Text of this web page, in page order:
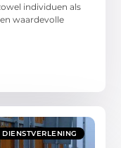
individuen als
waardevolle
DIENSTVERLENING